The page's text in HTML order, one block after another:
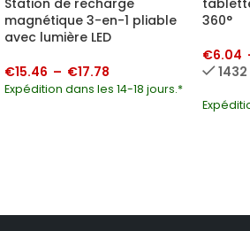
magnétique 3-en-1 pliable
avec lumière LED
€15.46 – €17.78
Expédition dans les 14-18 jours.*
360°
€6.04